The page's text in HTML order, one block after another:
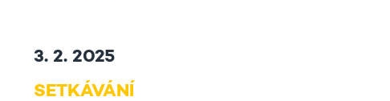
3. 2. 2025
SETKÁVÁNÍ